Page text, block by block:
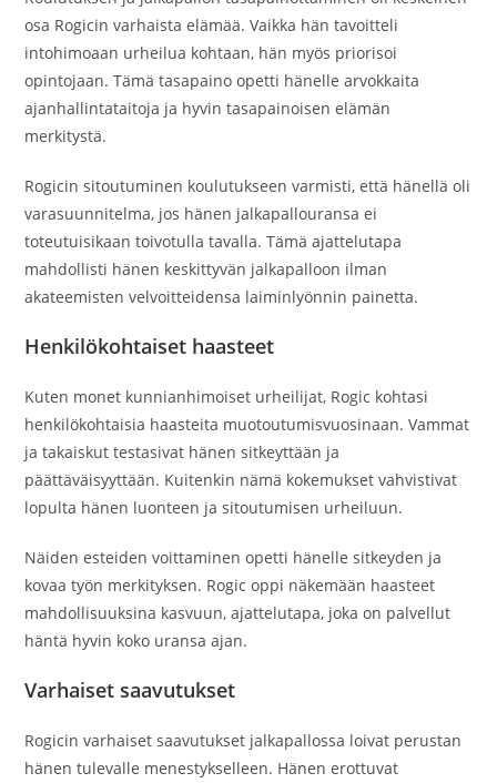
osa Rogicin varhaista elämää. Vaikka hän tavoitteli
intohimoaan urheilua kohtaan, hän myös priorisoi
opintojaan. Tämä tasapaino opetti hänelle arvokkaita
ajanhallintataitoja ja hyvin tasapainoisen elämän
merkitystä.
Rogicin sitoutuminen koulutukseen varmisti, että hänellä oli
varasuunnitelma, jos hänen jalkapallouransa ei
toteutuisikaan toivotulla tavalla. Tämä ajattelutapa
mahdollisti hänen keskittyvän jalkapalloon ilman
akateemisten velvoitteidensa laiminlyönnin painetta.
Henkilökohtaiset haasteet
Kuten monet kunnianhimoiset urheilijat, Rogic kohtasi
henkilökohtaisia haasteita muotoutumisvuosinaan. Vammat
ja takaiskut testasivat hänen sitkeyttään ja
päättäväisyyttään. Kuitenkin nämä kokemukset vahvistivat
lopulta hänen luonteen ja sitoutumisen urheiluun.
Näiden esteiden voittaminen opetti hänelle sitkeyden ja
kovaa työn merkityksen. Rogic oppi näkemään haasteet
mahdollisuuksina kasvuun, ajattelutapa, joka on palvellut
häntä hyvin koko uransa ajan.
Varhaiset saavutukset
Rogicin varhaiset saavutukset jalkapallossa loivat perustan
hänen tulevalle menestykselleen. Hänen erottuvat